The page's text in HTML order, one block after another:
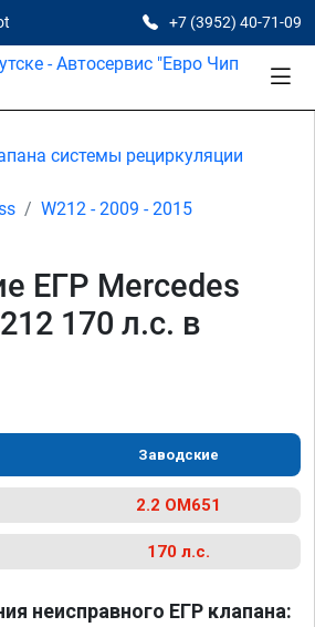
+7 (3952) 40-71-09
системы рециркуляции
W212 - 2009 - 2015
ЕГР Mercedes
170 л.с. в
Заводские
2.2 OM651
170 л.с.
неисправного ЕГР клапана: